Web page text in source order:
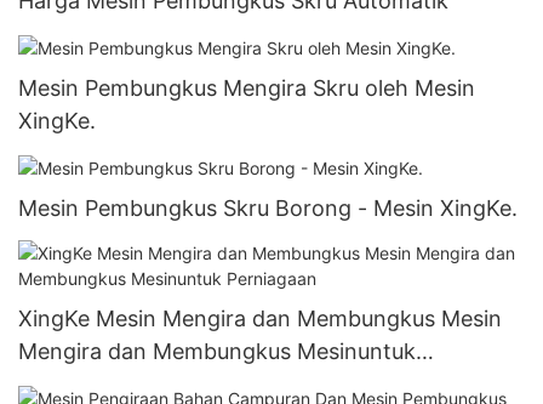
Mesin Pembungkus Mengira Skru oleh Mesin
XingKe.
Mesin Pembungkus Skru Borong - Mesin XingKe.
XingKe Mesin Mengira dan Membungkus Mesin
Mengira dan Membungkus Mesinuntuk
Perniagaan